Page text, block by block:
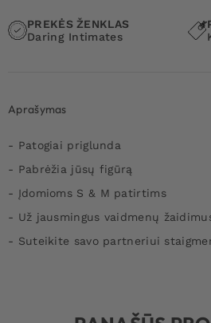
PREKĖS ŽENKLAS
Daring Intimates
Aprašymas
- Patogiai priglunda
- Pabrėžia jūsų figūrą
- Įdomioms S & M patirtims
- Už jausmingus vaidmenų
- Suteikite savo partneriui